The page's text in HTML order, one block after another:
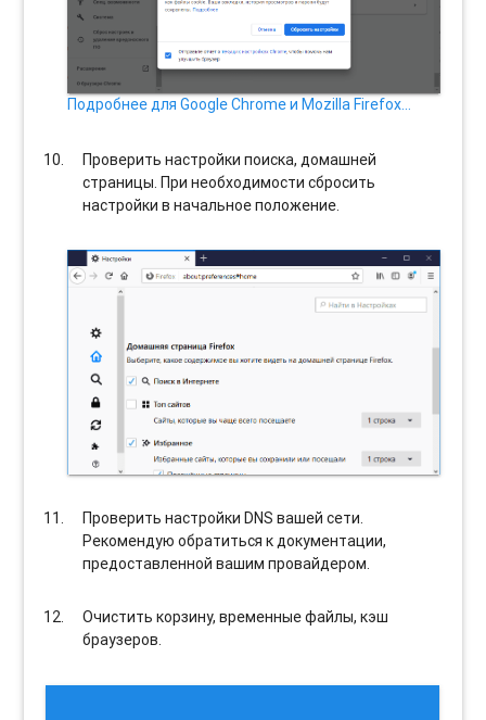
Подробнее для Google Chrome и Mozilla Firefox…
Проверить настройки поиска, домашней
страницы. При необходимости сбросить
настройки в начальное положение.
Проверить настройки DNS вашей сети.
Рекомендую обратиться к документации,
предоставленной вашим провайдером.
Очистить корзину, временные файлы, кэш
браузеров.